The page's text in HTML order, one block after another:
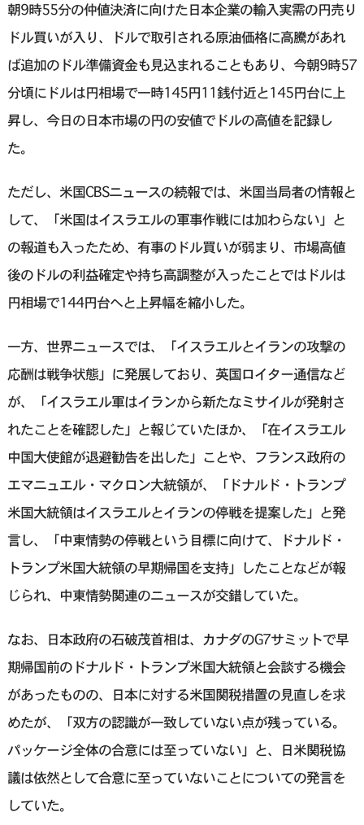
朝9時55分の仲値決済に向けた日本企業の輸入実需の円売り
ドル買いが入り、ドルで取引される原油価格に高騰があれ
ば追加のドル準備資金も見込まれることもあり、今朝9時57
分頃にドルは円相場で一時145円11銭付近と145円台に上
昇し、今日の日本市場の円の安値でドルの高値を記録し
た。
ただし、米国CBSニュースの続報では、米国当局者の情報と
して、「米国はイスラエルの軍事作戦には加わらない」と
の報道も入ったため、有事のドル買いが弱まり、市場高値
後のドルの利益確定や持ち高調整が入ったことではドルは
円相場で144円台へと上昇幅を縮小した。
一方、世界ニュースでは、「イスラエルとイランの攻撃の
応酬は戦争状態」に発展しており、英国ロイター通信など
が、「イスラエル軍はイランから新たなミサイルが発射さ
れたことを確認した」と報じていたほか、「在イスラエル
中国大使館が退避勧告を出した」ことや、フランス政府の
エマニュエル・マクロン大統領が、「ドナルド・トランプ
米国大統領はイスラエルとイランの停戦を提案した」と発
言し、「中東情勢の停戦という目標に向けて、ドナルド・
トランプ米国大統領の早期帰国を支持」したことなどが報
じられ、中東情勢関連のニュースが交錯していた。
なお、日本政府の石破茂首相は、カナダのG7サミットで早
期帰国前のドナルド・トランプ米国大統領と会談する機会
があったものの、日本に対する米国関税措置の見直しを求
めたが、「双方の認識が一致していない点が残っている。
パッケージ全体の合意には至っていない」と、日米関税協
議は依然として合意に至っていないことについての発言を
していた。